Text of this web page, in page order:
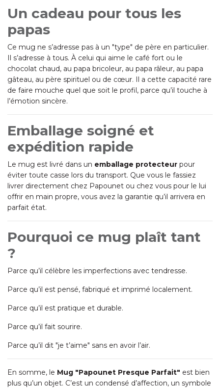
Un cadeau pour tous les
papas
Ce mug ne s’adresse pas à un "type" de père en particulier.
Il s’adresse à tous. À celui qui aime le café fort ou le
chocolat chaud, au papa bricoleur, au papa râleur, au papa
gâteau, au père spirituel ou de cœur. Il a cette capacité rare
de faire mouche quel que soit le profil, parce qu’il touche à
l’émotion sincère.
Emballage soigné et
expédition rapide
Le mug est livré dans un emballage protecteur pour
éviter toute casse lors du transport. Que vous le fassiez
livrer directement chez Papounet ou chez vous pour le lui
offrir en main propre, vous avez la garantie qu’il arrivera en
parfait état.
Pourquoi ce mug plaît tant
?
Parce qu’il célèbre les imperfections avec tendresse.
Parce qu’il est pensé, fabriqué et imprimé localement.
Parce qu’il est pratique et durable.
Parce qu’il fait sourire.
Parce qu’il dit "je t’aime" sans en avoir l’air.
En somme, le Mug "Papounet Presque Parfait" est bien
plus qu’un objet. C’est un condensé d’affection, un symbole